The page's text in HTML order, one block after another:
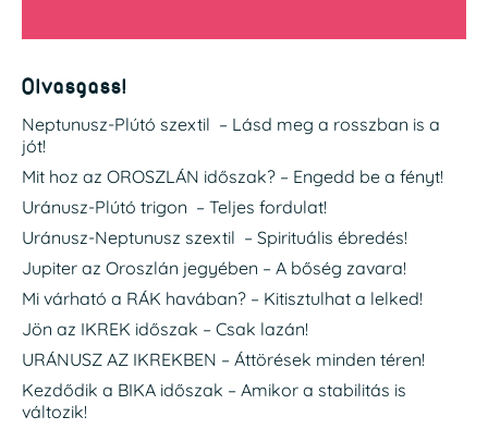
Olvasgass!
Neptunusz-Plútó szextil – Lásd meg a rosszban is a
jót!
Mit hoz az OROSZLÁN időszak? – Engedd be a fényt!
Uránusz-Plútó trigon – Teljes fordulat!
Uránusz-Neptunusz szextil – Spirituális ébredés!
Jupiter az Oroszlán jegyében – A bőség zavara!
Mi várható a RÁK havában? – Kitisztulhat a lelked!
Jön az IKREK időszak – Csak lazán!
URÁNUSZ AZ IKREKBEN – Áttörések minden téren!
Kezdődik a BIKA időszak – Amikor a stabilitás is
változik!